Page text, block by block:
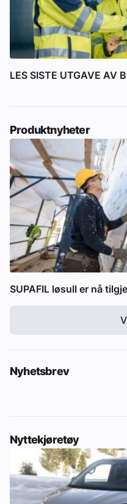
LES SISTE UTGAVE AV
Produktnyheter
SUPAFIL løsull er nå
Nyhetsbrev
Nyttekjøretøy